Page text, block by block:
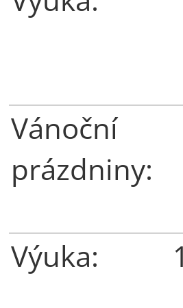
Vánoční
prázdniny:
Výuka: